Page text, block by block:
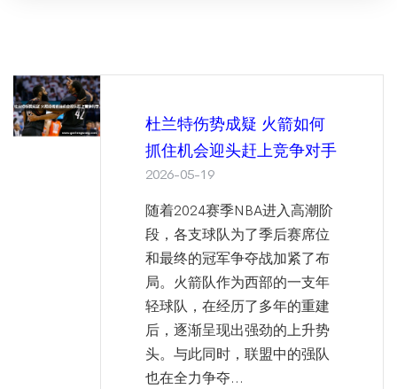
杜兰特伤势成疑 火箭如何
抓住机会迎头赶上竞争对手
2026-05-19
随着2024赛季NBA进入高潮阶
段，各支球队为了季后赛席位
和最终的冠军争夺战加紧了布
局。火箭队作为西部的一支年
轻球队，在经历了多年的重建
后，逐渐呈现出强劲的上升势
头。与此同时，联盟中的强队
也在全力争夺...